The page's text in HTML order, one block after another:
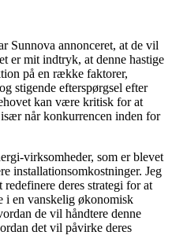
Sunnova annonceret, at de vil
er mit indtryk, at denne hastige
på en række faktorer,
stigende efterspørgsel efter
kan være kritisk for at
når konkurrencen inden for
virksomheder, som er blevet
installationsomkostninger. Jeg
deres strategi for at
i en vanskelig økonomisk
de vil håndtere denne
det vil påvirke deres